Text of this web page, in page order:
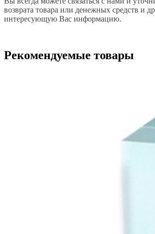
возврата товара или денежных средств и
интересующую Вас информацию.
Рекомендуемые товары